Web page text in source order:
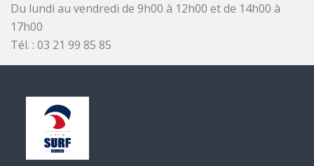
Du lundi au vendredi de 9h00 à 12h00 et de 14h00 à
17h00
Tél. : 03 21 99 85 85